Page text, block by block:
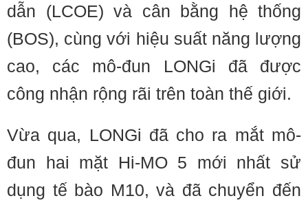
dẫn (LCOE) và cân bằng hệ thống
(BOS), cùng với hiệu suất năng lượng
cao, các mô-đun LONGi đã được
công nhận rộng rãi trên toàn thế giới.
Vừa qua, LONGi đã cho ra mắt mô-
đun hai mặt Hi-MO 5 mới nhất sử
dụng tế bào M10, và đã chuyển đến